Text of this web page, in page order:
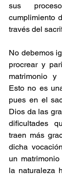
sus
cumplimiento
través del
No debemos
procrear y
matrimonio y
Esto no es
pues en el
Dios da las
dificultades
traen más
dicha
un
la naturaleza